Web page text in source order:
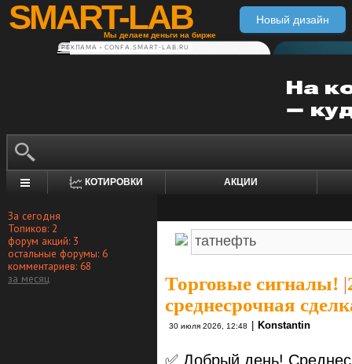
SMART-LAB
Мы делаем деньги на бирже
Новый дизайн
РЕКЛАМА • CONFA.SMART-LAB.RU
КОТИРОВКИ АКЦИИ
За сегодня
Топиков: 2
форум акций: 3
остальные форумы: 6
комментариев: 68
за месяц
Торговые сигналы! |
среднесрочная
30 июля 2026, 12:48 Konstantin
✅ Добрый день!